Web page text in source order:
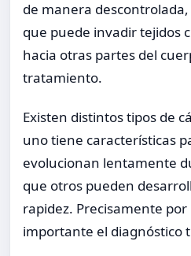
de manera
que puede invadir tejidos
hacia otras partes del
tratamiento.
Existen distintos tipos de
uno tiene características
evolucionan lentamente
que otros pueden
rapidez. Precisamente
importante el diagnóstico